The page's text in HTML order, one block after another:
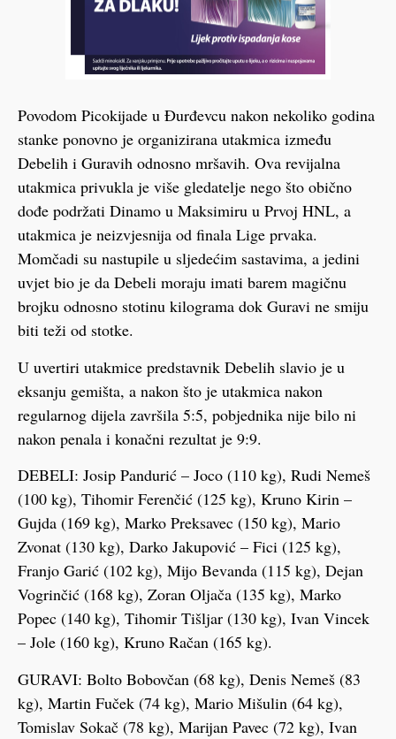
Povodom Picokijade u Đurđevcu nakon nekoliko godina
stanke ponovno je organizirana utakmica između
Debelih i Guravih odnosno mršavih. Ova revijalna
utakmica privukla je više gledatelje nego što obično
dođe podržati Dinamo u Maksimiru u Prvoj HNL, a
utakmica je neizvjesnija od finala Lige prvaka.
Momčadi su nastupile u sljedećim sastavima, a jedini
uvjet bio je da Debeli moraju imati barem magičnu
brojku odnosno stotinu kilograma dok Guravi ne smiju
biti teži od stotke.
U uvertiri utakmice predstavnik Debelih slavio je u
eksanju gemišta, a nakon što je utakmica nakon
regularnog dijela završila 5:5, pobjednika nije bilo ni
nakon penala i konačni rezultat je 9:9.
DEBELI: Josip Pandurić – Joco (110 kg), Rudi Nemeš
(100 kg), Tihomir Ferenčić (125 kg), Kruno Kirin –
Gujda (169 kg), Marko Preksavec (150 kg), Mario
Zvonat (130 kg), Darko Jakupović – Fici (125 kg),
Franjo Garić (102 kg), Mijo Bevanda (115 kg), Dejan
Vogrinčić (168 kg), Zoran Oljača (135 kg), Marko
Popec (140 kg), Tihomir Tišljar (130 kg), Ivan Vincek
– Jole (160 kg), Kruno Račan (165 kg).
GURAVI: Bolto Bobovčan (68 kg), Denis Nemeš (83
kg), Martin Fuček (74 kg), Mario Mišulin (64 kg),
Tomislav Sokač (78 kg), Marijan Pavec (72 kg), Ivan